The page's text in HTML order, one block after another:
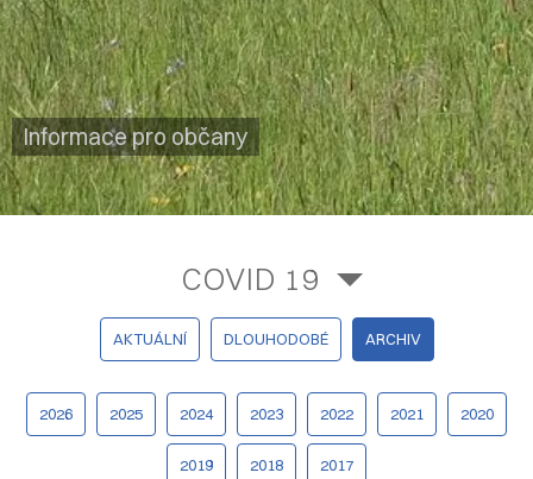
Informace pro občany
COVID 19
AKTUÁLNÍ DLOUHODOBÉ ARCHIV
2026 2025 2024 2023 2022 2021 2020
2019 2018 2017